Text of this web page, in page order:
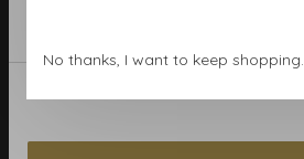
Blog
Contact & adres
Cookie- en privacyverklaring
No thanks, I want to keep shopping.